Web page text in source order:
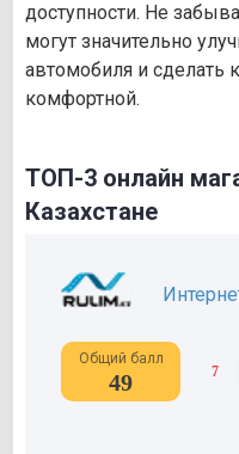
доступности. Не
могут значительно
автомобиля и сделать
комфортной.
ТОП-3 онлайн
Казахстане
Общий балл
49 7